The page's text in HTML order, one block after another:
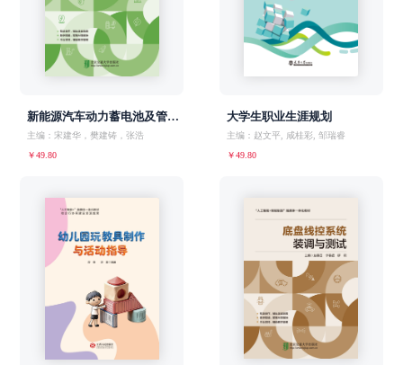
新能源汽车动力蓄电池及管理技术
主编：宋建华，樊建铸，张浩
￥49.80
大学生职业生涯规划
主编：赵文平, 咸桂彩, 邹瑞睿
￥49.80